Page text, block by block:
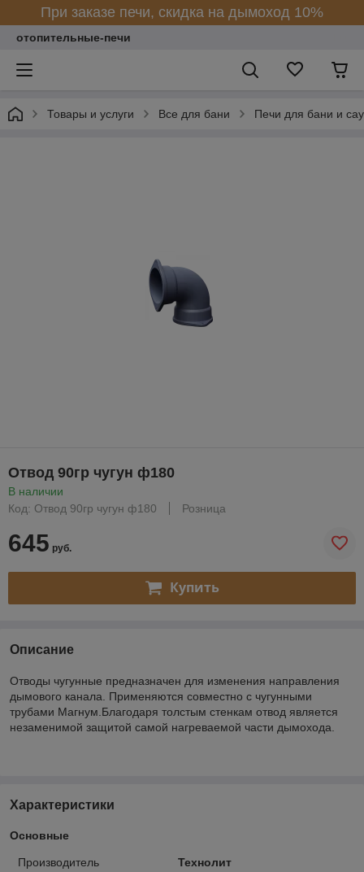
При заказе печи, скидка на дымоход 10%
отопительные-печи
Товары и услуги Все для бани Печи для бани и
Отвод 90гр чугун ф180
В наличии
Код: Отвод 90гр чугун ф180
Розница
645 руб.
Купить
Описание
Отводы чугунные предназначен для изменения направления
дымового канала. Применяются совместно с чугунными
трубами Магнум.Благодаря толстым стенкам отвод является
незаменимой защитой самой нагреваемой части дымохода.
Характеристики
Основные
Производитель Технолит